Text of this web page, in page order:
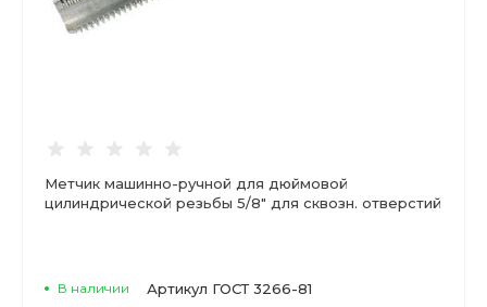
Метчик машинно-ручной для дюймовой
цилиндрической резьбы 5/8" для сквозн. отверстий
В наличии Артикул ГОСТ 3266-81